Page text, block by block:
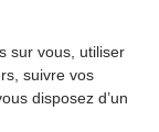
sur vous, utiliser
suivre vos
disposez d’un